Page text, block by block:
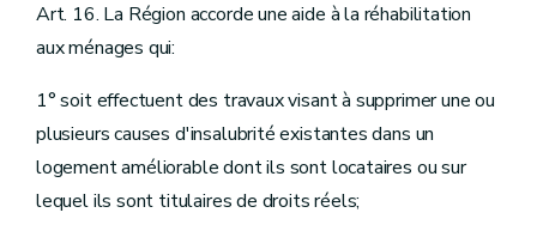
Art. 16. La Région accorde une aide à la réhabilitation
aux ménages qui:
1° soit effectuent des travaux visant à supprimer une ou
plusieurs causes d'insalubrité existantes dans un
logement améliorable dont ils sont locataires ou sur
lequel ils sont titulaires de droits réels;